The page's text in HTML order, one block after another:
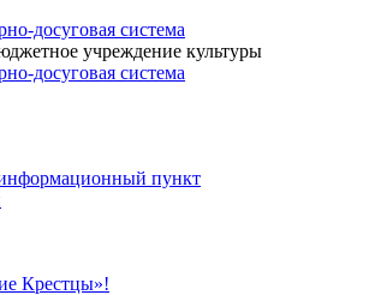
досуговая система
учреждение культуры
досуговая система
пункт
Крестцы»!